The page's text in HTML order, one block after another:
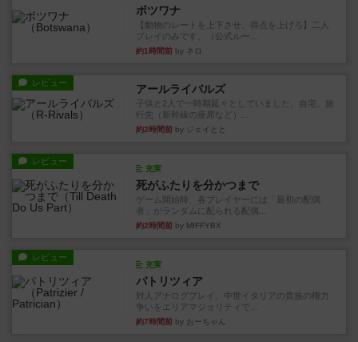
ボツワナ
【動物のレートを上下させ、得点を上げろ】二人
プレイのみです。（公式ルー...
約1時間前 by ネロ
レビュー アールライバルズ
子供と2人で一時期延々としていました。自宅、旅
行先（新幹線の座席など）...
約2時間前 by ジェイとと
レビュー
充実
死がふたりを分かつまで
ゲーム開始時、各プレイヤーには「最初の配偶
者」がランダムに配られる配偶...
約2時間前 by MIFFYBX
レビュー
充実
パトリツィア
対人アナログプレイ。中世イタリアの貴族の権力
争いをエリアマジョリティで...
約7時間前 by おーちゃん